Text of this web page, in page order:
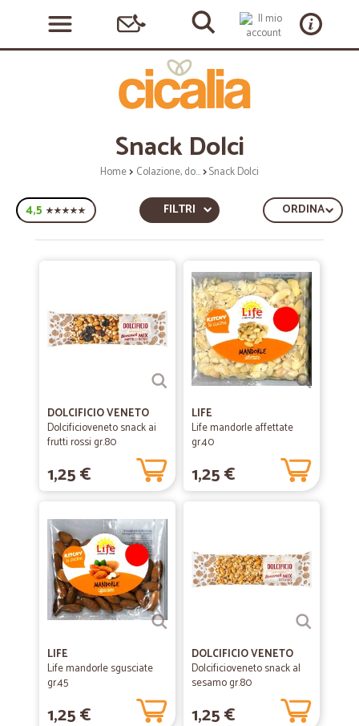
Snack Dolci
Home Colazione, dolciumi e snack Snack Dolci
4,5 FILTRI ORDINA
DOLCIFICIO VENETO
Dolcificioveneto snack ai
frutti rossi gr.80
1,25 €
LIFE
Life mandorle affettate
gr.40
1,25 €
LIFE
Life mandorle sgusciate
gr.45
1,25 €
DOLCIFICIO VENETO
Dolcificioveneto snack al
sesamo gr.80
1,25 €